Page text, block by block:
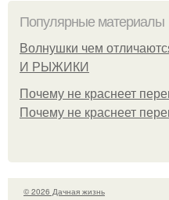
Популярные материалы
Волнушки чем
И РЫЖИКИ
Почему не краснеет
Почему не краснеет
© 2026 Дачная жизнь